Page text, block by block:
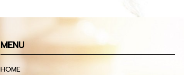
MENU
HOME